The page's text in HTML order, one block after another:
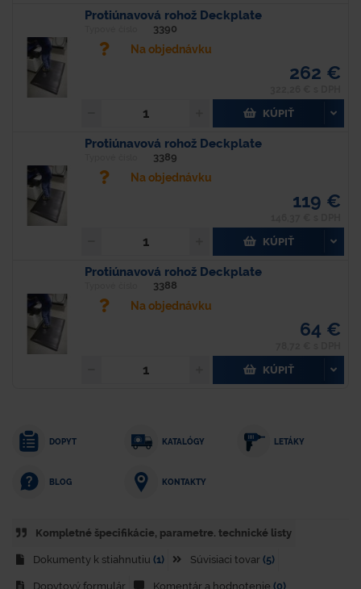
Protiúnavová rohož Deckplate
3390
Na objednávku
262 €
KÚPIŤ
Protiúnavová rohož Deckplate
3389
Na objednávku
119 €
KÚPIŤ
Protiúnavová rohož Deckplate
3388
Na objednávku
64 €
KÚPIŤ
DOPYT KATALÓGY LETÁKY
BLOG KONTAKTY
Kompletné špecifikácie, parametre. technické listy
Dokumenty k stiahnutiu (1) Súvisiaci tovar (5)
Dopytový formulár Komentár a hodnotenie (0)